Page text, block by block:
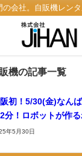
の会社。自販機レン
機の記事一覧
初！5/30(金)なん
分！ロボットが作
年5月30日